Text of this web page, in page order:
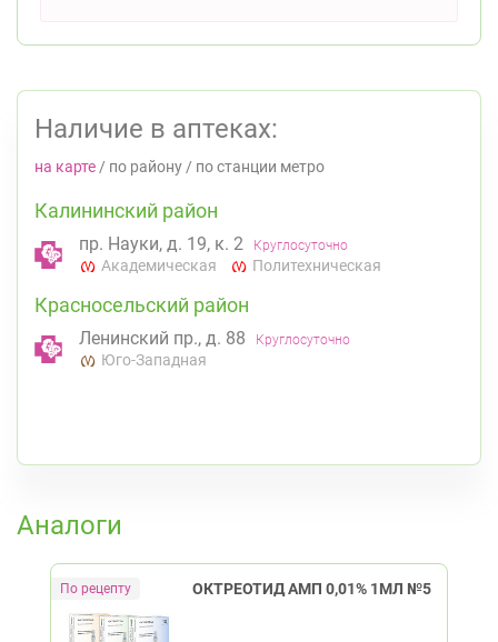
Наличие в аптеках:
на карте / по району / по станции метро
Калининский район
пр. Науки, д. 19, к. 2 Круглосуточно
Академическая Политехническая
Красносельский район
Ленинский пр., д. 88 Круглосуточно
Юго-Западная
Аналоги
ОКТРЕОТИД АМП 0,01% 1МЛ №5